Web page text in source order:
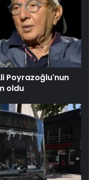
Poyrazoğlu'nun
oldu